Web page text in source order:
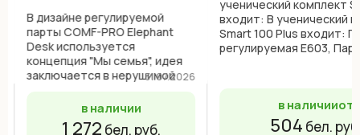
В дизайне регулируемой
парты COMF-PRO Elephant
Desk используется
концепция "Мы семья", идея
заключается в нерушимой
Слоны большие, но при этом
милые, очень умные и
31.07.2026
в наличии
1 272 бел. руб.
ученический комплект
входит: В ученический
Smart 100 Plus входит:
регулируемая Е603,
органайзерами Wooden
в наличииот
504 бел.